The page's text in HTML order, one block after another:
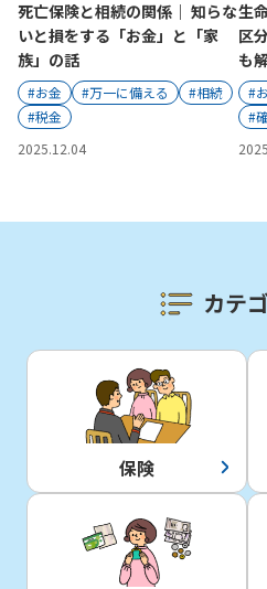
死亡保険と相続の関係｜ 知らな
いと損をする「お金」と「家
族」の話
#お金 #万一に備える
#相続
#税金
2025.12.04
生
区
も
#
#
カテ
保険